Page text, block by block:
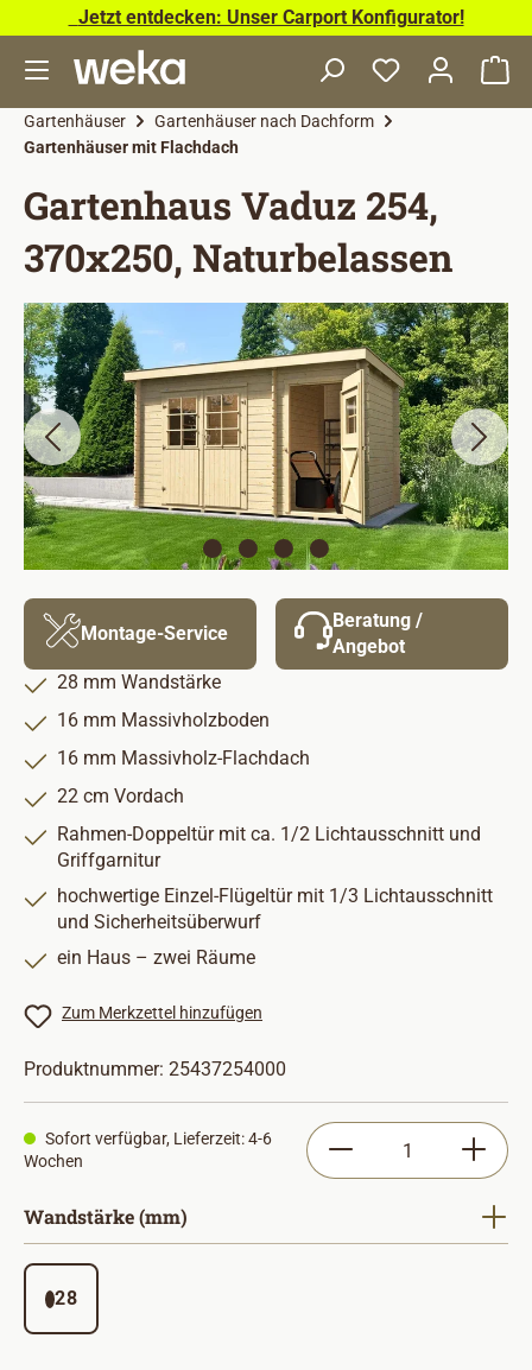
Zum Hauptinhalt springen
Jetzt entdecken: Unser Carport Konfigurator!
Gartenhäuser
Gartenhäuser nach Dachform
Gartenhäuser mit Flachdach
Gartenhaus Vaduz 254,
370x250, Naturbelassen
Bildergalerie überspringen
Montage-Service
Beratung /
Angebot
28 mm Wandstärke
16 mm Massivholzboden
16 mm Massivholz-Flachdach
22 cm Vordach
Rahmen-Doppeltür mit ca. 1/2 Lichtausschnitt und
Griffgarnitur
hochwertige Einzel-Flügeltür mit 1/3 Lichtausschnitt
und Sicherheitsüberwurf
ein Haus – zwei Räume
Zum Merkzettel hinzufügen
Produktnummer: 25437254000
Sofort verfügbar, Lieferzeit: 4-6
Wochen
Produkt Anzahl:
Wandstärke (mm)
28